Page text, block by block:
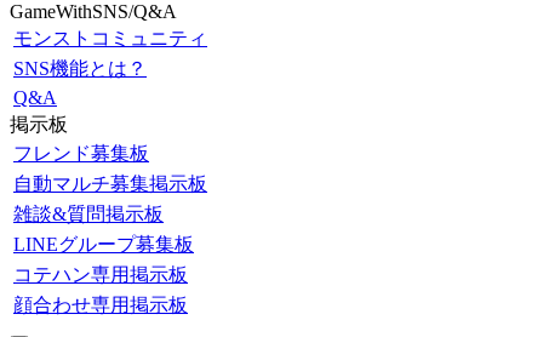
GameWithSNS/Q&A
モンストコミュニティ
SNS機能とは？
Q&A
掲示板
フレンド募集板
自動マルチ募集掲示板
雑談&質問掲示板
LINEグループ募集板
コテハン専用掲示板
顔合わせ専用掲示板